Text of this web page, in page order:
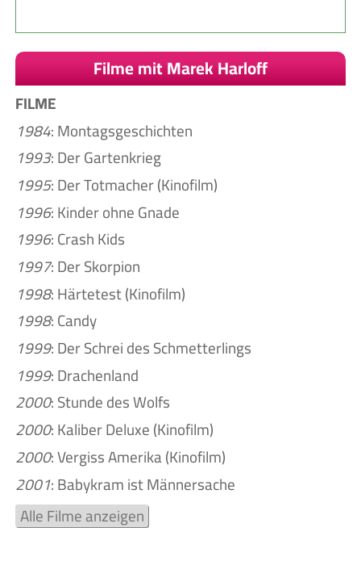
Filme mit Marek Harloff
FILME
1984: Montagsgeschichten
1993: Der Gartenkrieg
1995: Der Totmacher (Kinofilm)
1996: Kinder ohne Gnade
1996: Crash Kids
1997: Der Skorpion
1998: Härtetest (Kinofilm)
1998: Candy
1999: Der Schrei des Schmetterlings
1999: Drachenland
2000: Stunde des Wolfs
2000: Kaliber Deluxe (Kinofilm)
2000: Vergiss Amerika (Kinofilm)
2001: Babykram ist Männersache
Alle Filme anzeigen